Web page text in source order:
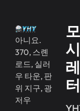
아니요.
370, 스롄
로드, 실러
우 타운, 판
위 지구, 광
저우
터